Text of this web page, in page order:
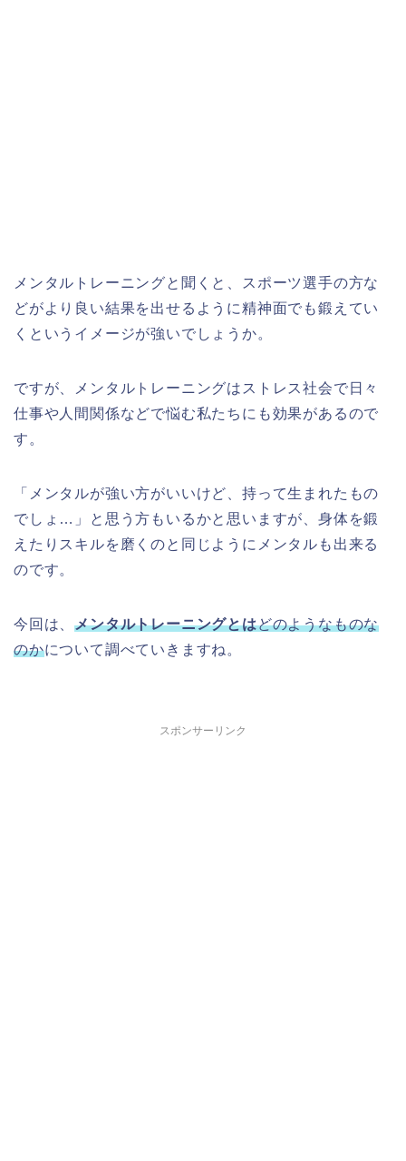
メンタルトレーニングと聞くと、スポーツ選手の方な
どがより良い結果を出せるように精神面でも鍛えてい
くというイメージが強いでしょうか。
ですが、メンタルトレーニングはストレス社会で日々
仕事や人間関係などで悩む私たちにも効果があるので
す。
「メンタルが強い方がいいけど、持って生まれたもの
でしょ…」と思う方もいるかと思いますが、身体を鍛
えたりスキルを磨くのと同じようにメンタルも出来る
のです。
今回は、メンタルトレーニングとはどのようなものな
のかについて調べていきますね。
スポンサーリンク